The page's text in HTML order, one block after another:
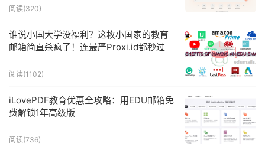
阅读(320)
谁说小国大学没福利？这枚小国家的教育
邮箱简直杀疯了！连最严Proxi.id都秒过
阅读(1102)
iLovePDF教育优惠全攻略：用EDU邮箱免
费解锁1年高级版
阅读(736)